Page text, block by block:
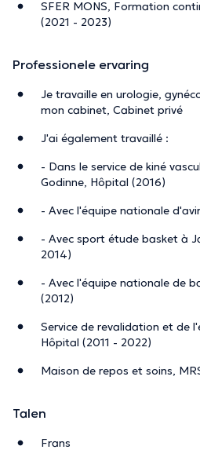
SFER MONS, Formation
(2021 - 2023)
Professionele ervaring
Je travaille en urologie,
mon cabinet, Cabinet privé
J'ai également travaillé :
- Dans le service de kiné
Godinne, Hôpital (2016)
- Avec l'équipe nationale
- Avec sport étude basket à
2014)
- Avec l'équipe nationale de
(2012)
Service de revalidation et de
Hôpital (2011 - 2022)
Maison de repos et soins,
Talen
Frans